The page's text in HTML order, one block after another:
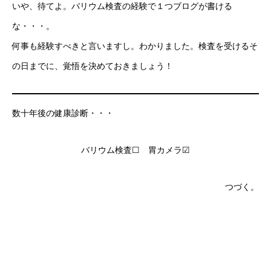
いや、待てよ。バリウム検査の経験で１つブログが書ける
な・・・。
何事も経験すべきと言いますし。わかりました。検査を受けるそ
の日までに、覚悟を決めておきましょう！
数十年後の健康診断・・・
バリウム検査☐ 胃カメラ☑
つづく。